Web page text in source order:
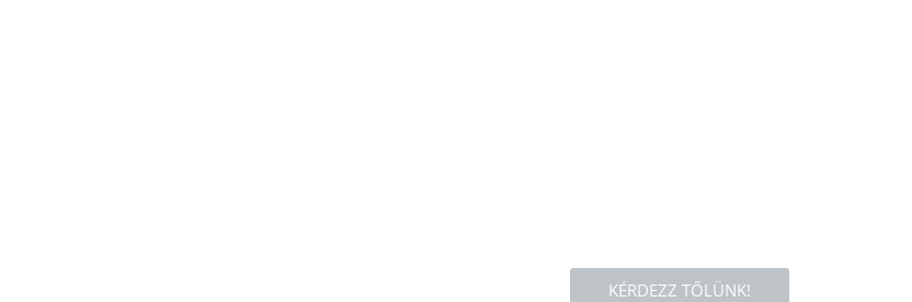
KÉRDEZZ TŐLÜNK!